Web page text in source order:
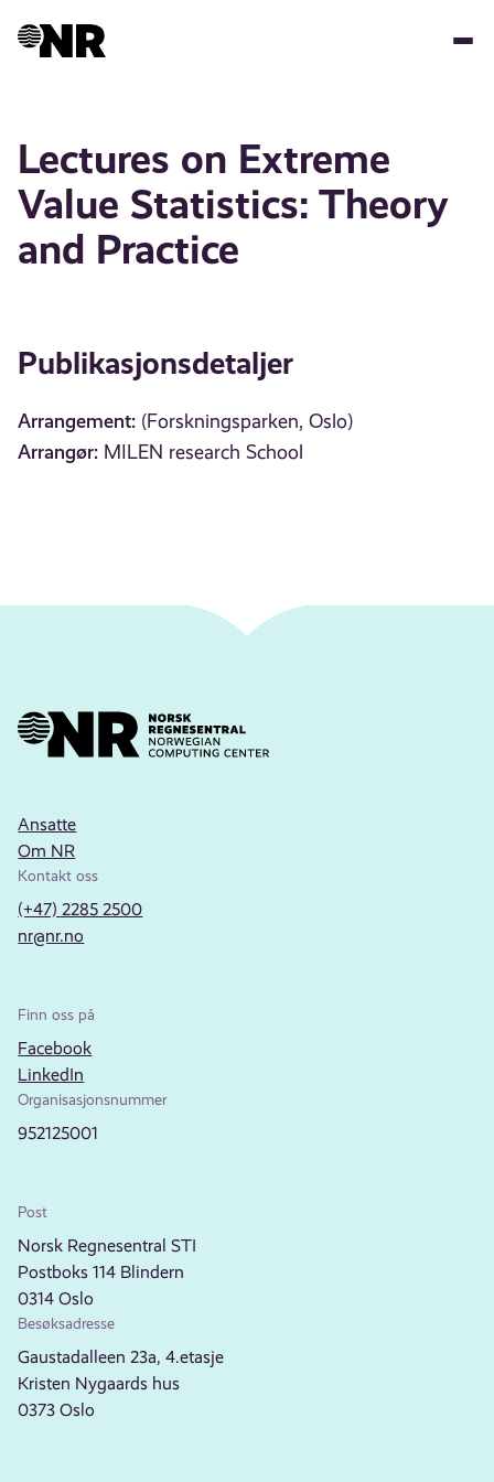
Lectures on Extreme
Value Statistics: Theory
and Practice
Publikasjonsdetaljer
Arrangement: (Forskningsparken, Oslo)
Arrangør: MILEN research School
Ansatte
Om NR
Kontakt oss
(+47) 2285 2500
nr@nr.no
Finn oss på
Facebook
LinkedIn
Organisasjonsnummer
952125001
Post
Norsk Regnesentral STI
Postboks 114 Blindern
0314 Oslo
Besøksadresse
Gaustadalleen 23a, 4.etasje
Kristen Nygaards hus
0373 Oslo